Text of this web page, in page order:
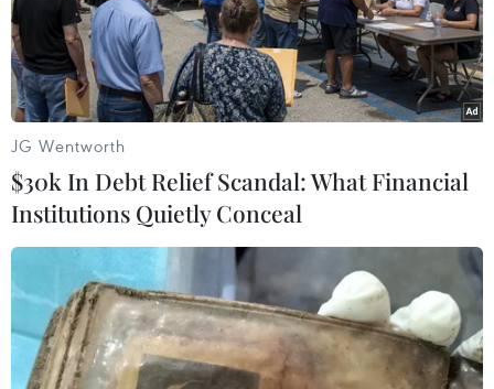
04/09/2024 06:44
Trong ngày 4/9, lực sỹ Lê Văn Công, sẽ bước vào phần
thi đấu hạng 49kg môn Cử tạ với hy vọng hoàn tất cú
hat-trick huy chương ở đấu trường Paralympic.
JG Wentworth
$30k In Debt Relief Scandal: What Financial
Institutions Quietly Conceal